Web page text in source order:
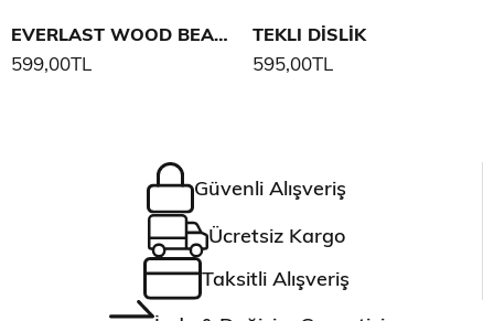
EVERLAST WOOD BEAM HEAVY BAG HANGER
599,00TL
TEKLI DİSLİK
595,00TL
Güvenli Alışveriş
Ücretsiz Kargo
Taksitli Alışveriş